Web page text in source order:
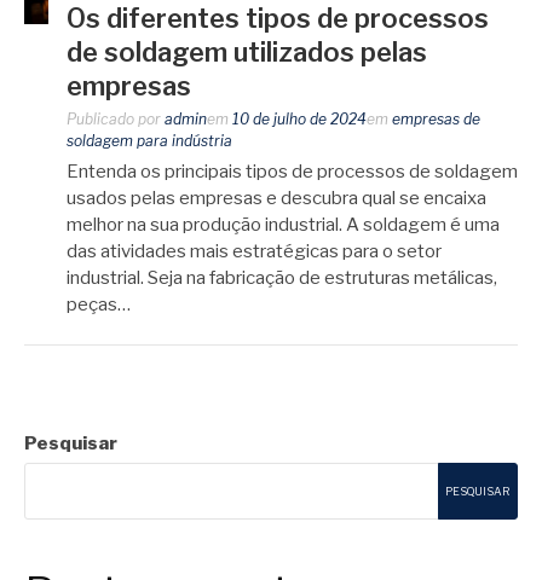
Os diferentes tipos de processos
de soldagem utilizados pelas
empresas
Publicado por adminem 10 de julho de 2024em empresas de
soldagem para indústria
Entenda os principais tipos de processos de soldagem
usados pelas empresas e descubra qual se encaixa
melhor na sua produção industrial. A soldagem é uma
das atividades mais estratégicas para o setor
industrial. Seja na fabricação de estruturas metálicas,
peças…
Pesquisar
PESQUISAR